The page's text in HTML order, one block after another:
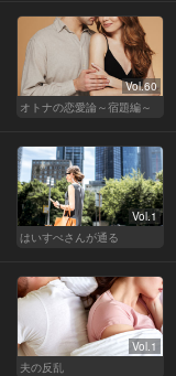
Vol.60
オトナの恋愛論～宿題編～
Vol.1
はいすぺさんが通る
Vol.1
夫の反乱